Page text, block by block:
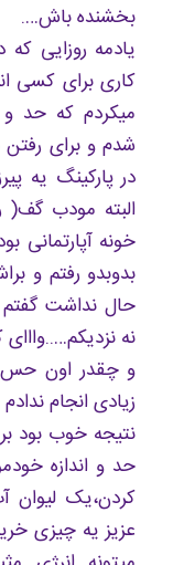
بخشنده باش….
یادمه روزایی
کاری برای کسی
میکردم که حد و
شدم و برای
در پارکینگ یه
البته مودب گف(
خونه آپارتمانی
بدوبدو رفتم و
حال نداشت
نه
و چقدر اون حس
زیادی انجام
نتیجه خوب بود
حد و اندازه
کردن،یک
عزیز یه چیزی